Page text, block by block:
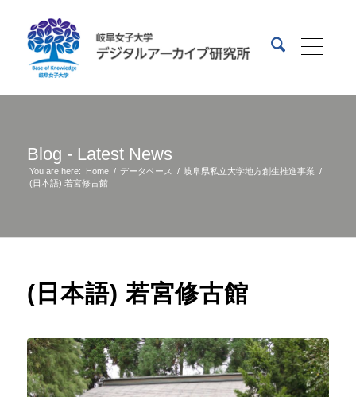
Blog - Latest News
You are here: Home / データベース / 岐阜県私立大学地方創生推進事業 /
(日本語) 若宮修古館
(日本語) 若宮修古館